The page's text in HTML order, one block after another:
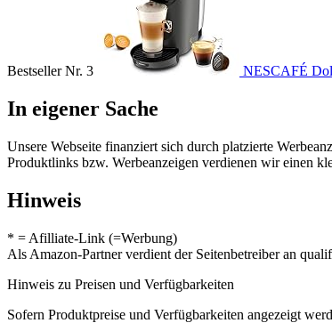
Bestseller Nr. 3 NESCAFÉ
In eigener Sache
Unsere Webseite finanziert sich durch platzierte
Produktlinks bzw. Werbeanzeigen verdienen wir einen
Hinweis
* = Afilliate-Link (=Werbung)
Als Amazon-Partner verdient der Seitenbetreiber an
Hinweis zu Preisen und Verfügbarkeiten
Sofern Produktpreise und Verfügbarkeiten angezeigt